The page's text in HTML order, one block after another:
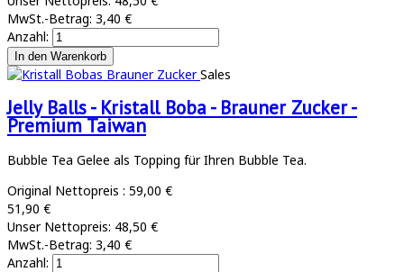
MwSt.-Betrag: 3,40 €
Anzahl:
Sales
Jelly Balls - Kristall Boba - Brauner Zucker -
Premium Taiwan
Bubble Tea Gelee als Topping für Ihren Bubble Tea.
Original Nettopreis : 59,00 €
51,90 €
Unser Nettopreis: 48,50 €
MwSt.-Betrag: 3,40 €
Anzahl: